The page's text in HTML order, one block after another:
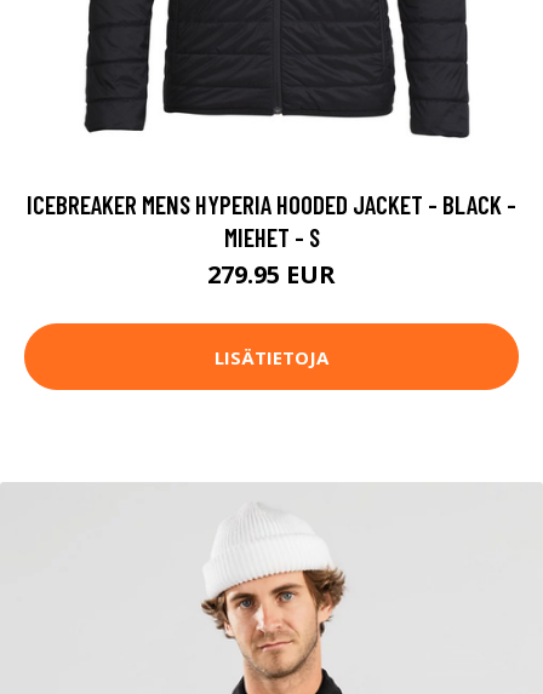
ICEBREAKER MENS HYPERIA HOODED JACKET - BLACK -
MIEHET - S
279.95 EUR
LISÄTIETOJA